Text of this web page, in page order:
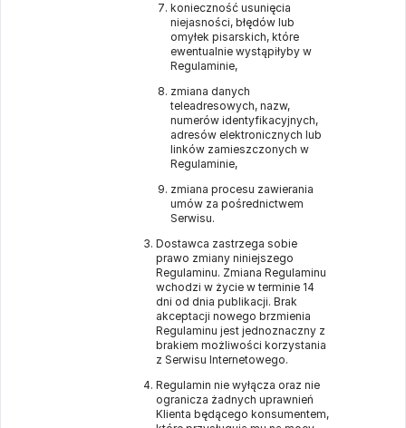
konieczność usunięcia
niejasności, błędów lub
omyłek pisarskich, które
ewentualnie wystąpiłyby w
Regulaminie,
zmiana danych
teleadresowych, nazw,
numerów identyfikacyjnych,
adresów elektronicznych lub
linków zamieszczonych w
Regulaminie,
zmiana procesu zawierania
umów za pośrednictwem
Serwisu.
Dostawca zastrzega sobie
prawo zmiany niniejszego
Regulaminu. Zmiana Regulaminu
wchodzi w życie w terminie 14
dni od dnia publikacji. Brak
akceptacji nowego brzmienia
Regulaminu jest jednoznaczny z
brakiem możliwości korzystania
z Serwisu Internetowego.
Regulamin nie wyłącza oraz nie
ogranicza żadnych uprawnień
Klienta będącego konsumentem,